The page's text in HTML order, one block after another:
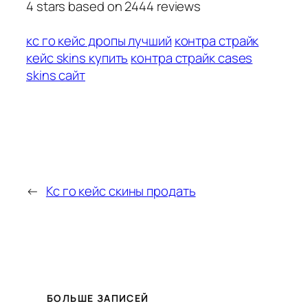
4 stars based on2444 reviews
кс го кейс дропы лучший контра страйк
кейс skins купить контра страйк cases
skins сайт
← Кс го кейс скины продать
БОЛЬШЕ ЗАПИСЕЙ